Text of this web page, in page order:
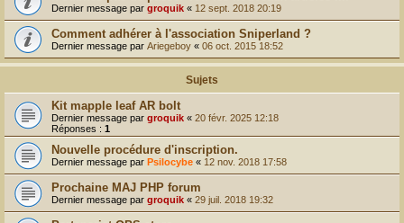
Dernier message par groquik « 12 sept. 2018 20:19
Comment adhérer à l'association Sniperland ?
Dernier message par Ariegeboy « 06 oct. 2015 18:52
Sujets
Kit mapple leaf AR bolt
Dernier message par groquik « 20 févr. 2025 12:18
Réponses : 1
Nouvelle procédure d'inscription.
Dernier message par Psilocybe « 12 nov. 2018 17:58
Prochaine MAJ PHP forum
Dernier message par groquik « 29 juil. 2018 19:32